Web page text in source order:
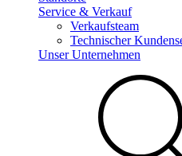
Service & Verkauf
Verkaufsteam
Technischer
Unser Unternehmen